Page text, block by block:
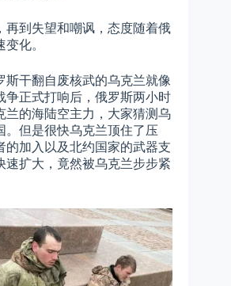
再到失望和嘲讽，态度随着俄
化。
斯干翻自废核武的乌克兰就像
争正式打响后，俄罗斯两小时
兰的海陆空主力，大家猜测乌
。但是很快乌克兰顶住了压
的加入以及北约国家的武器支
速扩大，竟然被乌克兰步步紧